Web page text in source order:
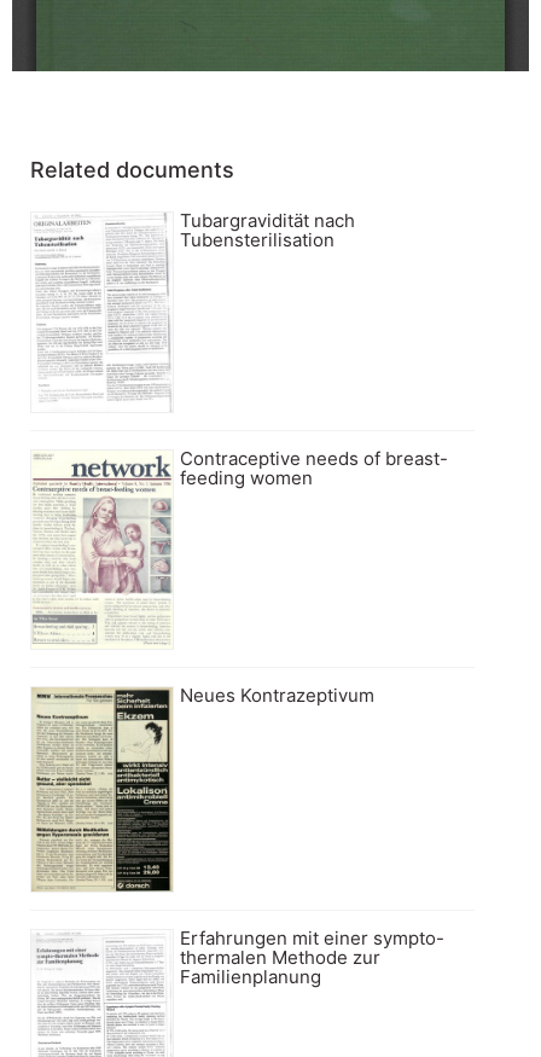
Related documents
Tubargravidität nach
Tubensterilisation
Contraceptive needs of breast-
feeding women
Neues Kontrazeptivum
Erfahrungen mit einer sympto-
thermalen Methode zur
Familienplanung